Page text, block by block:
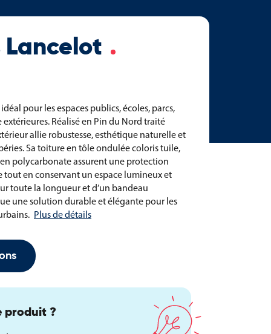
Lancelot
idéal pour les espaces publics, écoles, parcs,
extérieures. Réalisé en Pin du Nord traité
allie robustesse, esthétique naturelle et
Sa toiture en tôle ondulée coloris tuile,
polycarbonate assurent une protection
en conservant un espace lumineux et
toute la longueur et d’un bandeau
une solution durable et élégante pour les
Plus de détails
produit ?